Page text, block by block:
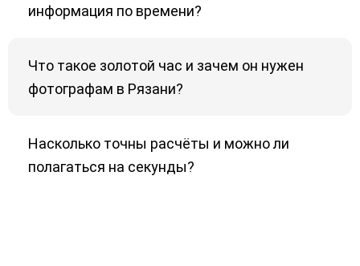
информация по времени?
Что такое золотой час и зачем он нужен
фотографам в Рязани?
Насколько точны расчёты и можно ли
полагаться на секунды?